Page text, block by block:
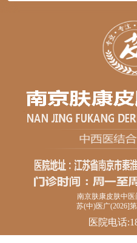
南京肤康皮肤中
苏(中)医广(2026]
医院电话